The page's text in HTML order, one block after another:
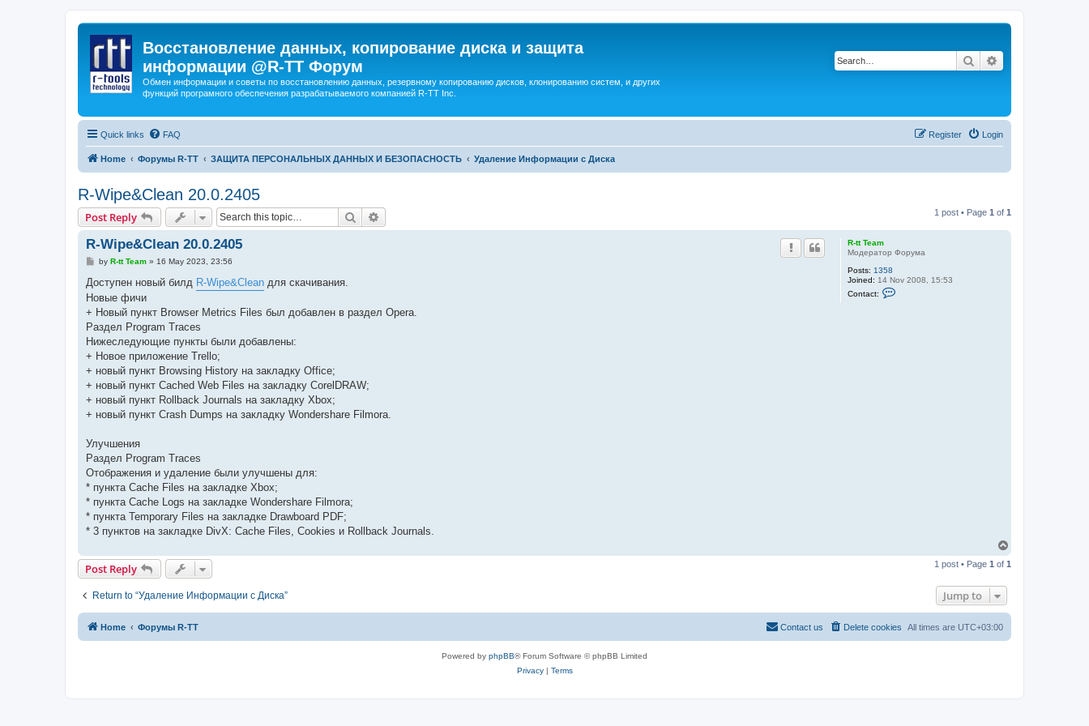
Восстановление данных, копирование диска и защита
информации @R-TT Форум
Обмен информации и советы по восстановлению данных, резервному копированию дисков, клонированию систем, и других
функций програмного обеспечения разрабатываемого компанией R-TT Inc.
Search
Quick links FAQ Login
Register
Home Форумы R-TT ЗАЩИТА ПЕРСОНАЛЬНЫХ ДАННЫХ И БЕЗОПАСНОСТЬ Удаление Информации с Диска
R-Wipe&Clean 20.0.2405
Post Reply Search 1 post • Page 1 of 1
R-tt Team
Модератор Форума
Posts: 1358
Joined: 14 Nov 2008, 15:53
Contact:
R-Wipe&Clean 20.0.2405
P
s
by R-tt Team» 16 May 2023, 23:56
Доступен новый билд R-Wipe&Clean для скачивания.
Новые фичи
+ Новый пункт Browser Metrics Files был добавлен в раздел Opera.
Раздел Program Traces
Нижеследующие пункты были добавлены:
+ Новое приложение Trello;
+ новый пункт Browsing History на закладку Office;
+ новый пункт Cached Web Files на закладку CorelDRAW;
+ новый пункт Rollback Journals на закладку Xbox;
+ новый пункт Crash Dumps на закладку Wondershare Filmora.
Улучшения
Раздел Program Traces
Отображения и удаление были улучшены для:
* пункта Cache Files на закладке Xbox;
* пункта Cache Logs на закладке Wondershare Filmora;
* пункта Temporary Files на закладке Drawboard PDF;
* 3 пунктов на закладке DivX: Cache Files, Cookies и Rollback Journals.
p
Post Reply 1 post • Page 1 of 1
Return to “Удаление Информации с Диска” Jump to
Home Форумы R-TT All times are UTC+03:00
Delete cookies
Contact us
Powered by phpBB® Forum Software © phpBB Limited
Privacy| Terms